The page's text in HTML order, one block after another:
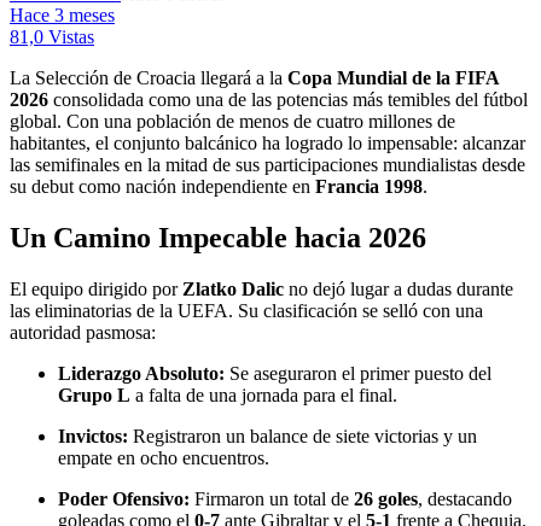
Hace 3 meses
81,0 Vistas
La Selección de Croacia llegará a la Copa Mundial de la FIFA
2026 consolidada como una de las potencias más temibles del fútbol
global. Con una población de menos de cuatro millones de
habitantes, el conjunto balcánico ha logrado lo impensable: alcanzar
las semifinales en la mitad de sus participaciones mundialistas desde
su debut como nación independiente en Francia 1998.
Un Camino Impecable hacia 2026
El equipo dirigido por Zlatko Dalic no dejó lugar a dudas durante
las eliminatorias de la UEFA. Su clasificación se selló con una
autoridad pasmosa:
Liderazgo Absoluto: Se aseguraron el primer puesto del
Grupo L a falta de una jornada para el final.
Invictos: Registraron un balance de siete victorias y un
empate en ocho encuentros.
Poder Ofensivo: Firmaron un total de 26 goles, destacando
goleadas como el 0-7 ante Gibraltar y el 5-1 frente a Chequia.